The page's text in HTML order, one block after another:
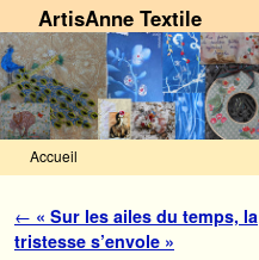
ArtisAnne Textile
Accueil
Navigation des articles
← « Sur les ailes du temps, la
tristesse s’envole »